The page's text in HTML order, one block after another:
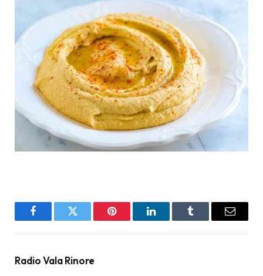
FacebookTwitter Pinterest LinkedInTumblr Email
Radio Vala Rinore